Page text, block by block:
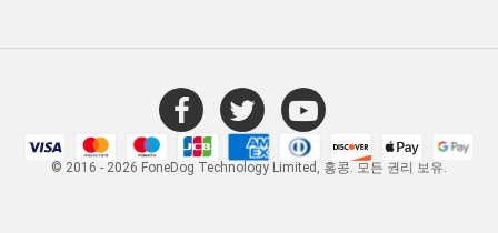
© 2016 - 2026 FoneDog Technology Limited, 홍콩. 모든 권리 보유.